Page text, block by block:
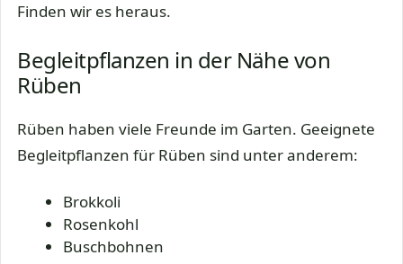
Finden wir es heraus.
Begleitpflanzen in der Nähe von
Rüben
Rüben haben viele Freunde im Garten. Geeignete
Begleitpflanzen für Rüben sind unter anderem:
Brokkoli
Rosenkohl
Buschbohnen